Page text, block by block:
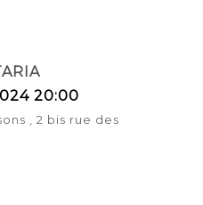
20:00
, 2 bis rue des